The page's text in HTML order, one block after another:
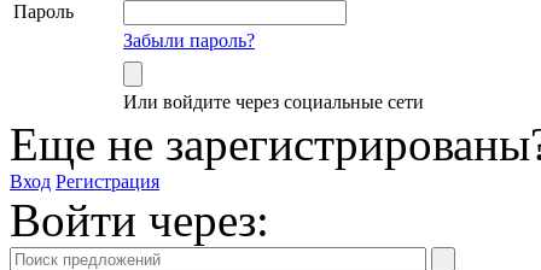
Пароль
Забыли пароль?
Или войдите через социальные сети
Еще не
Вход Регистрация
Войти через: